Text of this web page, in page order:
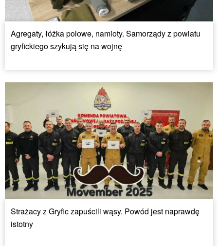
Agregaty, łóżka polowe, namioty. Samorządy z powiatu
gryfickiego szykują się na wojnę
Strażacy z Gryfic zapuścili wąsy. Powód jest naprawdę
istotny